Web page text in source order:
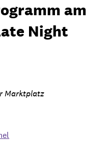
am
Night
Marktplatz